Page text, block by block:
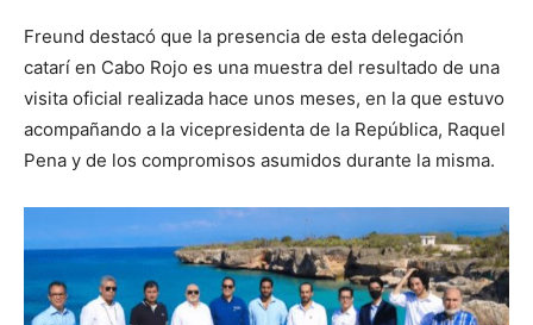
Freund destacó que la presencia de esta delegación
catarí en Cabo Rojo es una muestra del resultado de una
visita oficial realizada hace unos meses, en la que estuvo
acompañando a la vicepresidenta de la República, Raquel
Pena y de los compromisos asumidos durante la misma.